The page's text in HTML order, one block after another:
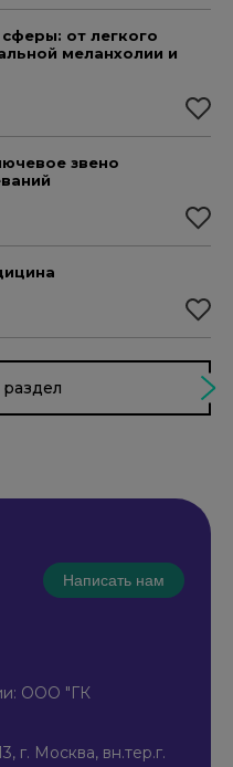
от легкого
меланхолии и
звено
Написать нам
ООО "ГК
г. Москва, вн.тер.г.